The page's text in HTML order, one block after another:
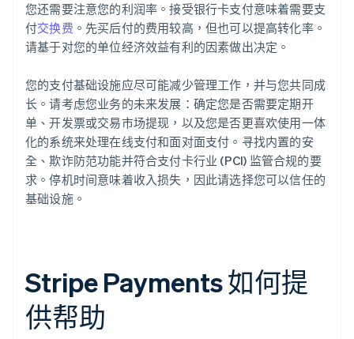
您还需要注意您的利润率。接受银行卡支付意味着需要支
付交换费 。先买后付的费用较高，但也可以提高转化率。
请基于对您的单位经济效益有利的因素做出决定。
您的支付基础设施应尽可能减少管理工作，并与您共同成
长。请考虑您业务的未来发展：确定您是否需要定期开
单、开发票或交易市场提现，以及您是否更喜欢使用一体
化的系统来处理在线支付和面对面支付。寻找内置的安
全、欺诈防范功能并符合支付卡行业 (PCI) 监管合规的要
求。停机时间意味着收入损失，因此请选择您可以信任的
基础设施。
Stripe Payments 如何提
供帮助